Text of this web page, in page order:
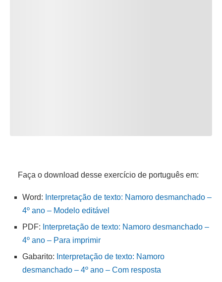
Faça o download desse exercício de português em:
Word: Interpretação de texto: Namoro desmanchado –
4º ano – Modelo editável
PDF: Interpretação de texto: Namoro desmanchado –
4º ano – Para imprimir
Gabarito: Interpretação de texto: Namoro
desmanchado – 4º ano – Com resposta